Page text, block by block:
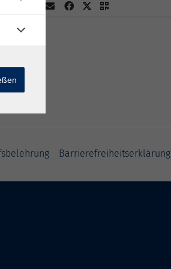
Barrierefreiheitserklärung